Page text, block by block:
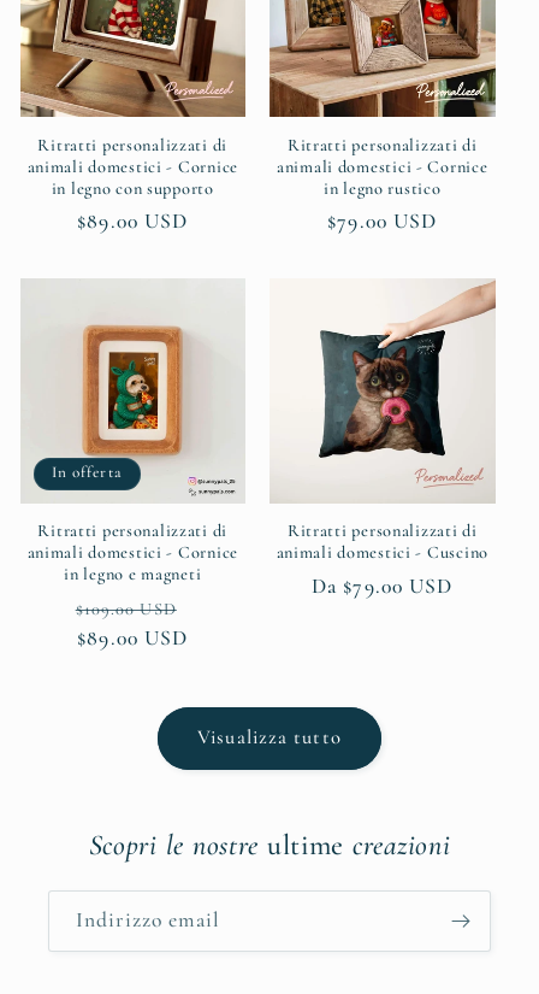
Ritratti personalizzati di
animali domestici - Cornice
in legno con supporto
Prezzo
listino
$89.00 USD
Ritratti personalizzati di
animali domestici - Cornice
in legno rustico
Prezzo
$79.00 USD
In offerta
Ritratti personalizzati di
animali domestici - Cornice
in legno e magneti
Prezzo
di
$109.00 USD
$89.00 USD
Ritratti personalizzati di
animali domestici - Cuscino
Prezzo
Da $79.00 USD
Visualizza tutto
Scopri le nostre ultime creazioni
Indirizzo email